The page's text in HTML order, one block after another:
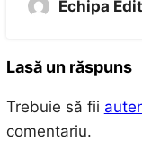
Echipa
Lasă un răspuns
Trebuie să fii
comentariu.